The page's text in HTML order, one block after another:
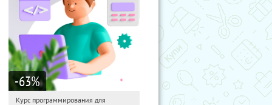
-63%
11:46:03 Получили:
Курс программирования для